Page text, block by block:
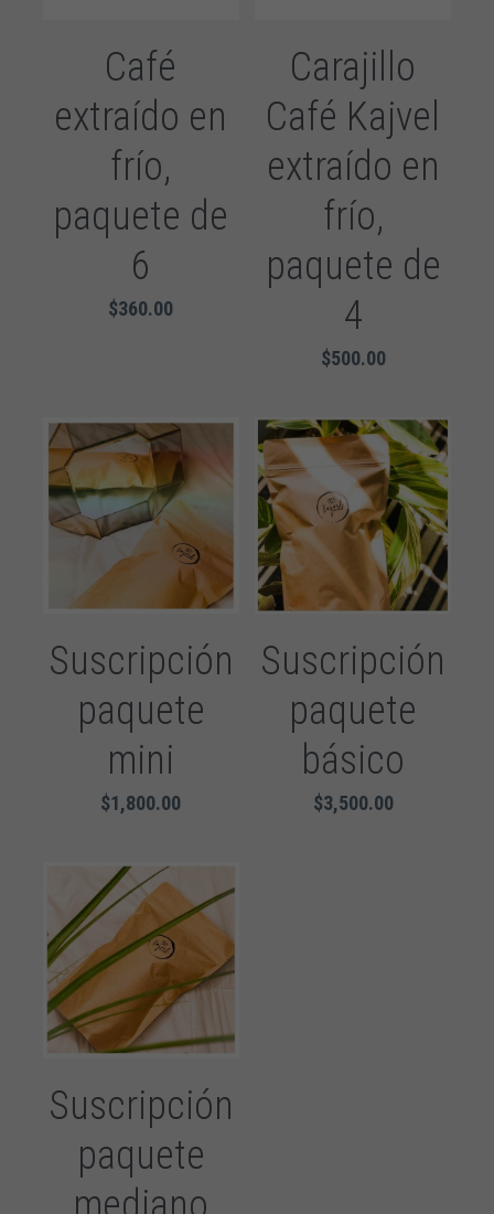
Café
extraído en
frío,
paquete de
6
$360.00
Carajillo
Café Kajvel
extraído en
frío,
paquete de
4
$500.00
Suscripción
paquete
mini
$1,800.00
Suscripción
paquete
básico
$3,500.00
Suscripción
paquete